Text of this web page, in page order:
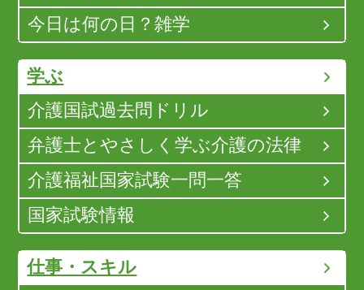
今日は何の日？雑学
学ぶ
介護国試過去問ドリル
弁護士とやさしく学ぶ介護の法律
介護福祉国家試験一問一答
国家試験情報
仕事・スキル